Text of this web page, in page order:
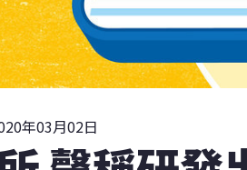
年03月02日